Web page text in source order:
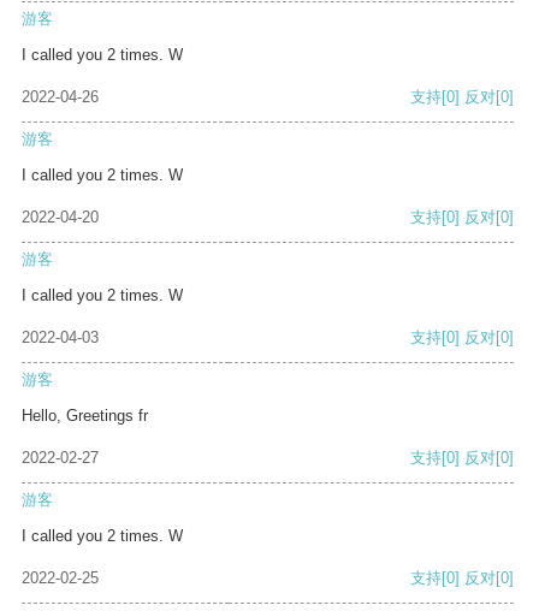
游客
I called you 2 times. W
2022-04-26 支持[0] 反对[0]
游客
I called you 2 times. W
2022-04-20 支持[0] 反对[0]
游客
I called you 2 times. W
2022-04-03 支持[0] 反对[0]
游客
Hello, Greetings fr
2022-02-27 支持[0] 反对[0]
游客
I called you 2 times. W
2022-02-25 支持[0] 反对[0]